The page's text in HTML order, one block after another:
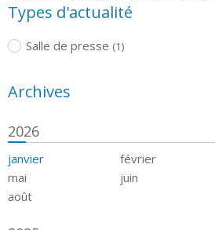
Types d'actualité
Salle de presse (1)
Archives
2026
janvier février
mai
juin
août